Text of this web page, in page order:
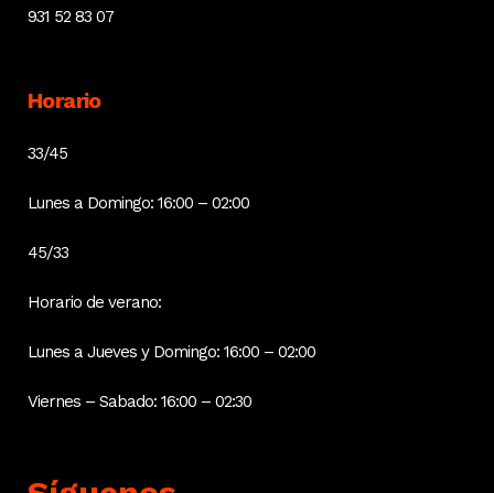
931 52 83 07
Horario
33/45
Lunes a Domingo: 16:00 – 02:00
45/33
Horario de verano:
Lunes a Jueves y Domingo: 16:00 – 02:00
Viernes – Sabado: 16:00 – 02:30